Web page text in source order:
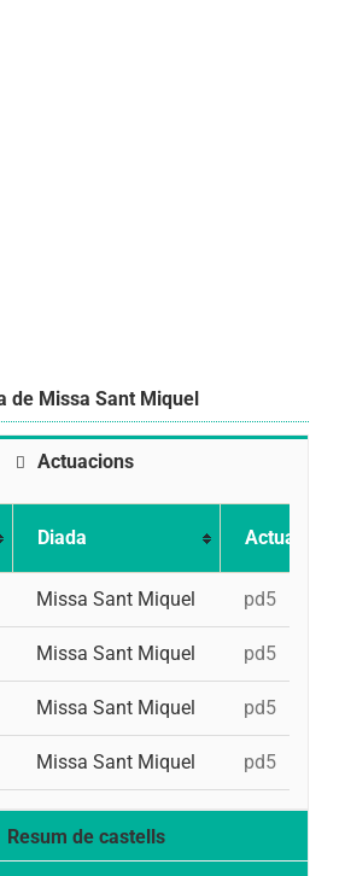
de Missa Sant Miquel
Actuacions
Diada Actuació
Missa Sant Miquel pd5
Missa Sant Miquel pd5
Missa Sant Miquel pd5
Missa Sant Miquel pd5
Resum de castells